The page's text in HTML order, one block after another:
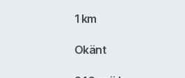
1 km
Okänt